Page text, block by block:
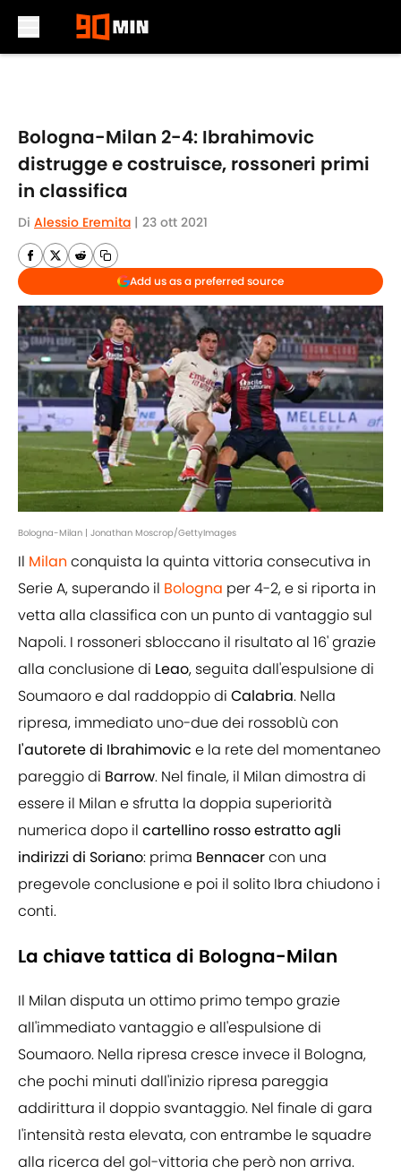
Bologna-Milan 2-4: Ibrahimovic
distrugge e costruisce, rossoneri primi
in classifica
Di Alessio Eremita | 23 ott 2021
Add us as a preferred source
Bologna-Milan | Jonathan Moscrop/GettyImages
Il Milan conquista la quinta vittoria consecutiva in
Serie A, superando il Bologna per 4-2, e si riporta in
vetta alla classifica con un punto di vantaggio sul
Napoli. I rossoneri sbloccano il risultato al 16' grazie
alla conclusione di Leao, seguita dall'espulsione di
Soumaoro e dal raddoppio di Calabria. Nella
ripresa, immediato uno-due dei rossoblù con
l'autorete di Ibrahimovic e la rete del momentaneo
pareggio di Barrow. Nel finale, il Milan dimostra di
essere il Milan e sfrutta la doppia superiorità
numerica dopo il cartellino rosso estratto agli
indirizzi di Soriano: prima Bennacercon una
pregevole conclusione e poi il solito Ibra chiudono i
conti.
La chiave tattica di Bologna-Milan
Il Milan disputa un ottimo primo tempo grazie
all'immediato vantaggio e all'espulsione di
Soumaoro. Nella ripresa cresce invece il Bologna,
che pochi minuti dall'inizio ripresa pareggia
addirittura il doppio svantaggio. Nel finale di gara
l'intensità resta elevata, con entrambe le squadre
alla ricerca del gol-vittoria che però non arriva.